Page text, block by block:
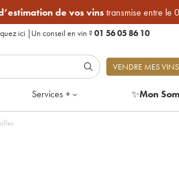
de vos vinstransmise entre le
ici | Un conseil en vin ?01 56 05 86 10
VENDRE MES VINS
Services + ✨Mon